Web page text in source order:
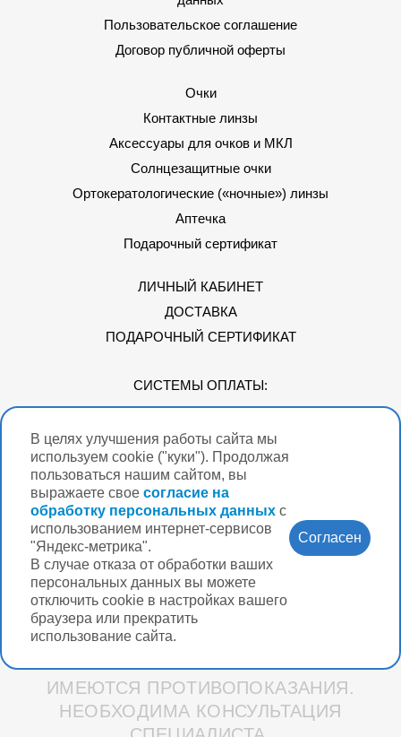
В целях улучшения работы сайта мы
используем cookie ("куки"). Продолжая
пользоваться нашим сайтом, вы
выражаете свое согласие на
обработку персональных данных с
использованием интернет-сервисов
"Яндекс-метрика".
В случае отказа от обработки ваших
персональных данных вы можете
отключить cookie в настройках вашего
браузера или прекратить
использование сайта.
Согласен
Пользовательское соглашение
Договор публичной оферты
Очки
Контактные линзы
Аксессуары для очков и МКЛ
Солнцезащитные очки
Ортокератологические («ночные») линзы
Аптечка
Подарочный сертификат
ЛИЧНЫЙ КАБИНЕТ
ДОСТАВКА
ПОДАРОЧНЫЙ СЕРТИФИКАТ
СИСТЕМЫ ОПЛАТЫ:
Мы в соцсетях
Версия для
Нужна помощь?
Разработка интернет-магазина Вебформат
ИМЕЮТСЯ ПРОТИВОПОКАЗАНИЯ.
НЕОБХОДИМА КОНСУЛЬТАЦИЯ